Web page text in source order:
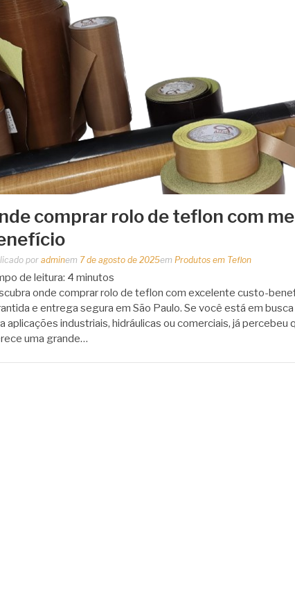
comprar rolo de teflon com
por adminem 7 de agosto de 2025em Produtos em Teflon
de leitura: 4 minutos
onde comprar rolo de teflon com excelente custo-
e entrega segura em São Paulo. Se você está em
aplicações industriais, hidráulicas ou comerciais, já percebeu
uma grande…